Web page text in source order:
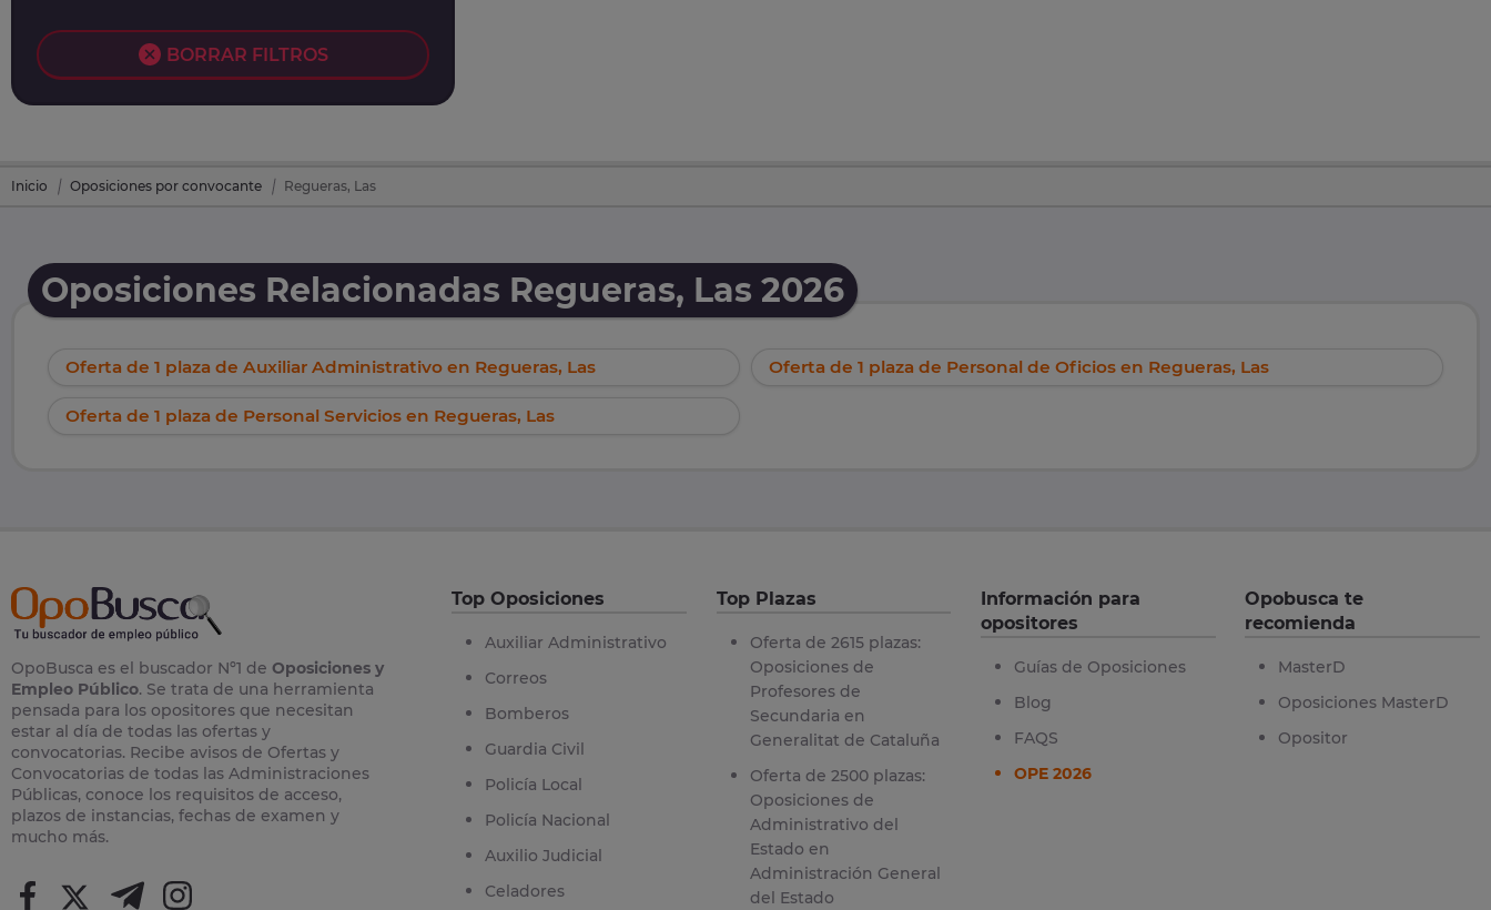
BORRAR FILTROS
Inicio Oposiciones por convocante Regueras, Las
Oposiciones Relacionadas Regueras, Las 2026
Oferta de 1 plaza de Auxiliar Administrativo en Regueras, Las Oferta de 1 plaza de Personal de Oficios en Regueras, Las
Oferta de 1 plaza de Personal Servicios en Regueras, Las
OpoBusca es el buscador Nº1 de Oposiciones y
Empleo Público. Se trata de una herramienta
pensada para los opositores que necesitan
estar al día de todas las ofertas y
convocatorias. Recibe avisos de Ofertas y
Convocatorias de todas las Administraciones
Públicas, conoce los requisitos de acceso,
plazos de instancias, fechas de examen y
mucho más.
Top Oposiciones
Auxiliar Administrativo
Correos
Bomberos
Guardia Civil
Policía Local
Policía Nacional
Auxilio Judicial
Celadores
Top Plazas
Oferta de 2615 plazas:
Oposiciones de
Profesores de
Secundaria en
Generalitat de Cataluña
Oferta de 2500 plazas:
Oposiciones de
Administrativo del
Estado en
Administración General
del Estado
Información para
opositores
Guías de Oposiciones
Blog
FAQS
OPE 2026
Opobusca te
recomienda
MasterD
Oposiciones MasterD
Opositor